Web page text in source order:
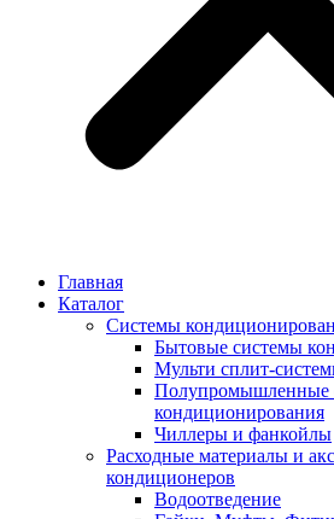
Главная
Каталог
Системы
Бытовые системы
Мульти сплит-
Полупромышленные
кондиционирования
Чиллеры и фанкойлы
Расходные материалы и
кондиционеров
Водоотведение